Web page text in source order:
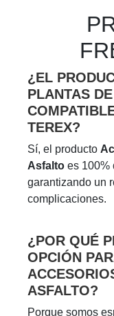
¿EL
PLANTAS
TEREX?
Sí, el producto
Asfalto es 100%
garantizando un
complicaciones.
¿POR QUÉ
OPCIÓN
ASFALTO?
Porque somos